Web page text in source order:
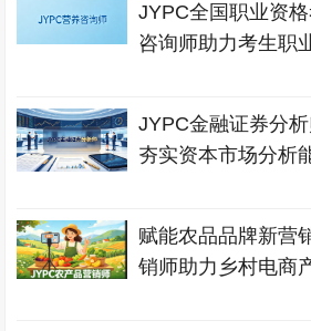
JYPC全国职业资
咨询师助力考生职
JYPC金融证券分
夯实资本市场分析
赋能农品品牌新营
销师助力乡村电商